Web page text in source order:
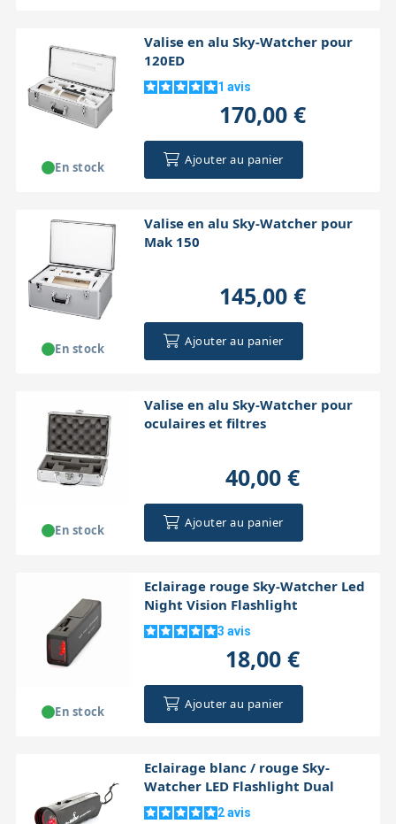
Valise en alu Sky-Watcher pour
120ED
1 avis
170,00 €
Ajouter au panier
En stock
Valise en alu Sky-Watcher pour
Mak 150
145,00 €
Ajouter au panier
En stock
Valise en alu Sky-Watcher pour
oculaires et filtres
40,00 €
Ajouter au panier
En stock
Eclairage rouge Sky-Watcher Led
Night Vision Flashlight
3 avis
18,00 €
Ajouter au panier
En stock
Eclairage blanc / rouge Sky-
Watcher LED Flashlight Dual
2avis